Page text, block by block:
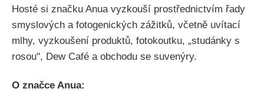
Hosté si značku Anua vyzkouší prostřednictvím řady
smyslových a fotogenických zážitků, včetně uvítací
mlhy, vyzkoušení produktů, fotokoutku, „studánky s
rosou", Dew Café a obchodu se suvenýry.
O značce Anua: